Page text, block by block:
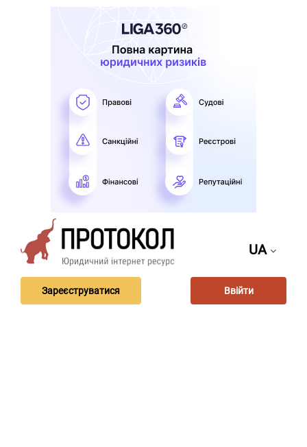
UA
Зареєструватися Ввійти